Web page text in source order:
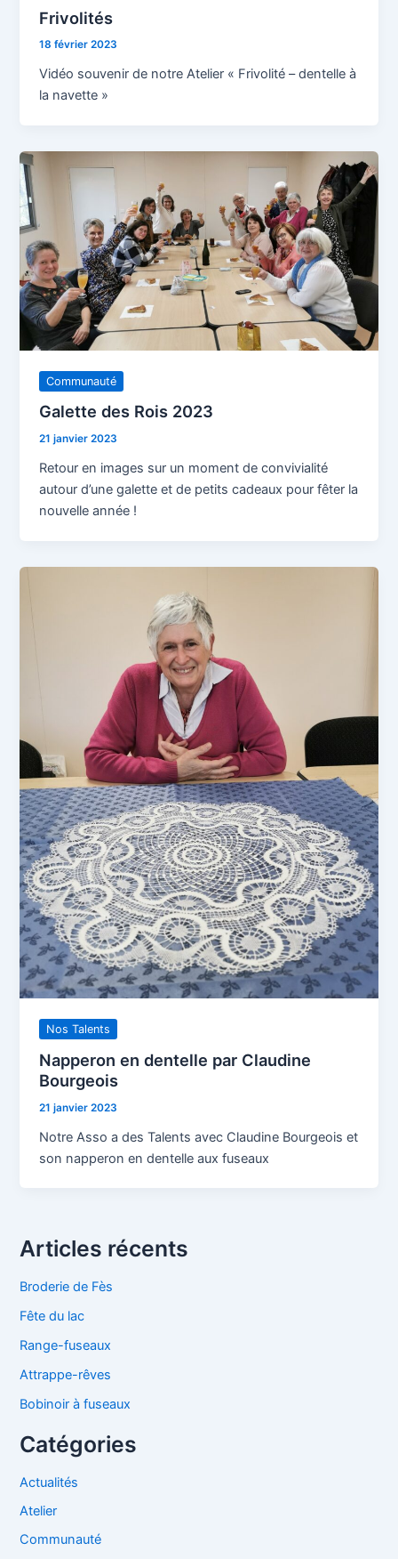
Frivolités
18 février 2023
Vidéo souvenir de notre Atelier « Frivolité – dentelle à
la navette »
Communauté
Galette des Rois 2023
21 janvier 2023
Retour en images sur un moment de convivialité
autour d’une galette et de petits cadeaux pour fêter la
nouvelle année !
Nos Talents
Napperon en dentelle par Claudine
Bourgeois
21 janvier 2023
Notre Asso a des Talents avec Claudine Bourgeois et
son napperon en dentelle aux fuseaux
Articles récents
Broderie de Fès
Fête du lac
Range-fuseaux
Attrappe-rêves
Bobinoir à fuseaux
Catégories
Actualités
Atelier
Communauté